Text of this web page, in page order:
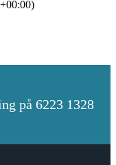
på 6223 1328